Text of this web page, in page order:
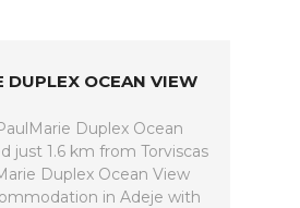
DUPLEX OCEAN VIEW
Duplex Ocean
just 1.6 km from Torviscas
Duplex Ocean View
in Adeje with